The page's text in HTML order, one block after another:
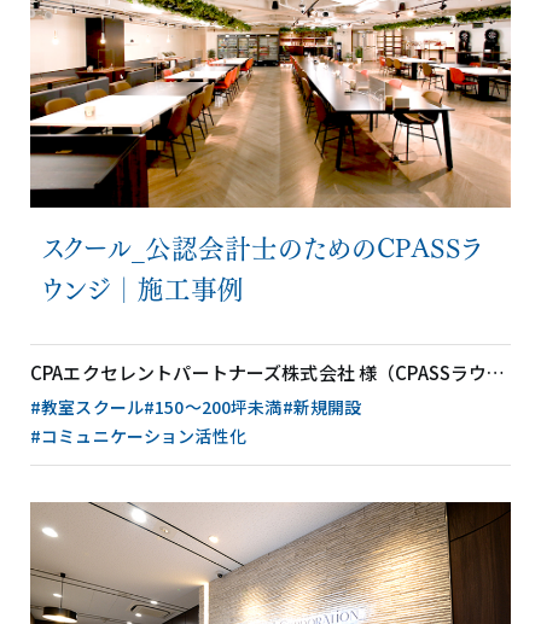
スクール_公認会計士のためのCPASSラ
ウンジ│施工事例
CPAエクセレントパートナーズ株式会社 様（CPASSラウンジ）（東京都）
#教室スクール#150〜200坪未満#新規開設
#コミュニケーション活性化